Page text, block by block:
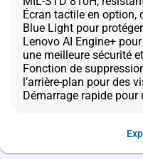
Écran tactile en option,
Blue Light pour
Lenovo AI Engine+
une meilleure sécurité
Fonction de
l’arrière-plan pour des